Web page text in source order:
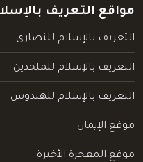
مواقع التعريف
التعريف بالإسلام للنصارى
التعريف بالإسلام للملحدين
التعريف بالإسلام للهندوس
موقع الإيمان
موقع المعجزة الأخيرة